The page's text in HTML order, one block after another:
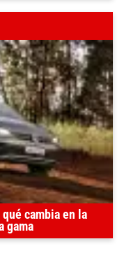
cambia en la
gama